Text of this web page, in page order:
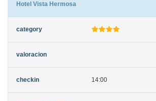
Hotel Vista Hermosa
14:00